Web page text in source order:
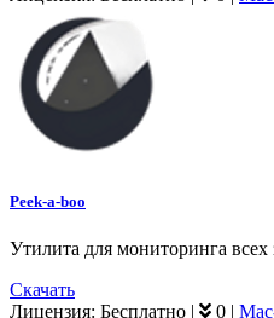
Peek-a-boo
Утилита для мониторинга
Скачать
Лицензия: Бесплатно | 0 |